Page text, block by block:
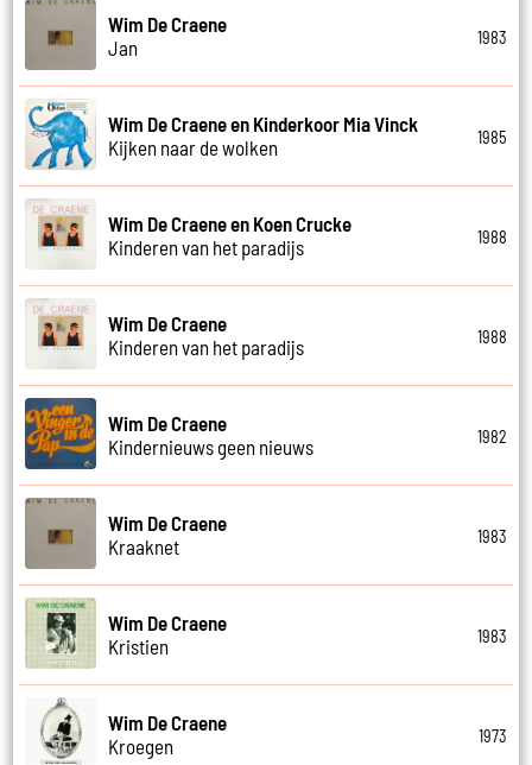
Wim De Craene
Jan
1983
Wim De Craene en Kinderkoor Mia Vinck
Kijken naar de wolken
1985
Wim De Craene en Koen Crucke
Kinderen van het paradijs
1988
Wim De Craene
Kinderen van het paradijs
1988
Wim De Craene
Kindernieuws geen nieuws
1982
Wim De Craene
Kraaknet
1983
Wim De Craene
Kristien
1983
Wim De Craene
Kroegen
1973